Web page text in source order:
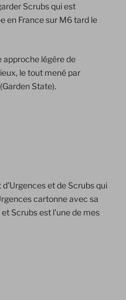
Scrubs qui est
en France sur M6 tard le
approche légère de
le tout mené par
State).
et de Scrubs qui
cartonne avec sa
Scrubs est l’une de mes